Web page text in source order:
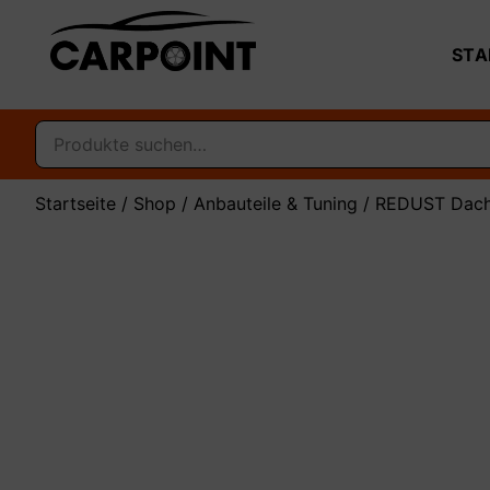
Startseite / Shop / Anbauteile & Tuning / REDUST